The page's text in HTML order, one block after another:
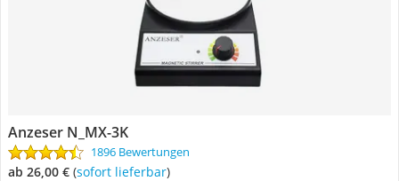
Anzeser N_MX-3K
1896 Bewertungen
ab 26,00 € ( Sofort lieferbar)